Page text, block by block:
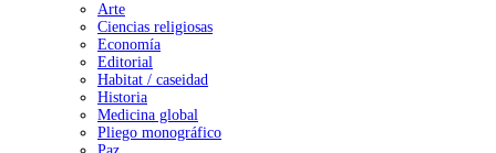
Arte
Ciencias religiosas
Economía
Editorial
Habitat / caseidad
Historia
Medicina global
Pliego monográfico